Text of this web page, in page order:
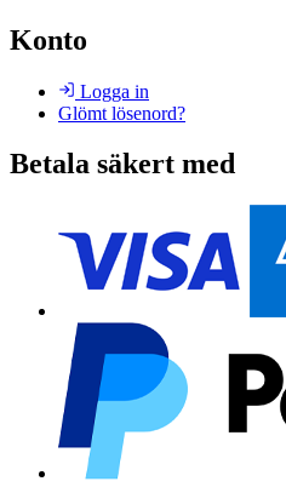
Konto
Logga in
Glömt lösenord?
Betala säkert med